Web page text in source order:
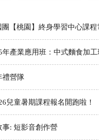
團【桃園】終身學習中心課
年產業應用班：中式麵食加
禮營隊
兒童暑期課程報名開跑啦！
事: 短影音創作營